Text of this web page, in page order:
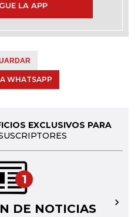
LA APP
WHATSAPP
EXCLUSIVOS PARA
1
DE NOTICIAS →